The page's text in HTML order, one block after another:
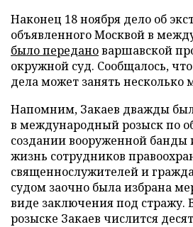
Наконец 18 ноября дело об
объявленного Москвой в
было передановаршавской
окружной суд. Сообщалось,
дела может занять несколько
Напомним, Закаев дважды
в международный розыск по
создании вооруженной
жизнь сотрудников
священнослужителей и
судом заочно была избрана
виде заключения под
розыске Закаев числится